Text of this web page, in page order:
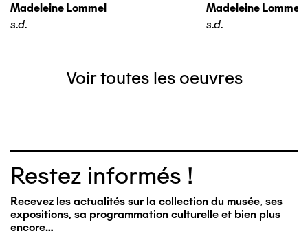
Madeleine Lommel
s.d.
Madeleine Lommel
s.d.
Voir toutes les oeuvres
Restez informés !
Recevez les actualités sur la collection du musée, ses
expositions, sa programmation culturelle et bien plus
encore…